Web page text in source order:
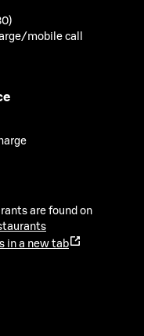
mobile call
are found on
in a new tab